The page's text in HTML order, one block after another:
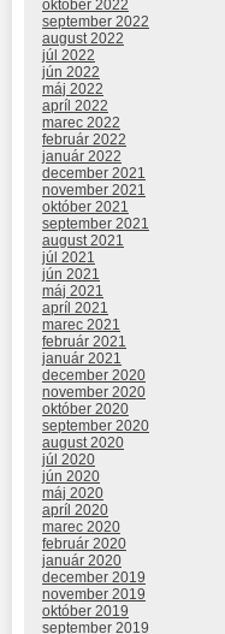
október 2022
september 2022
august 2022
júl 2022
jún 2022
máj 2022
apríl 2022
marec 2022
február 2022
január 2022
december 2021
november 2021
október 2021
september 2021
august 2021
júl 2021
jún 2021
máj 2021
apríl 2021
marec 2021
február 2021
január 2021
december 2020
november 2020
október 2020
september 2020
august 2020
júl 2020
jún 2020
máj 2020
apríl 2020
marec 2020
február 2020
január 2020
december 2019
november 2019
október 2019
september 2019